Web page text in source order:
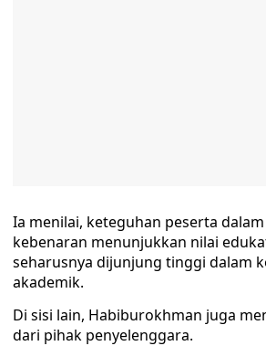
Ia menilai, keteguhan peserta
kebenaran menunjukkan nilai
seharusnya dijunjung tinggi dalam
akademik.
Di sisi lain, Habiburokhman juga
dari pihak penyelenggara.